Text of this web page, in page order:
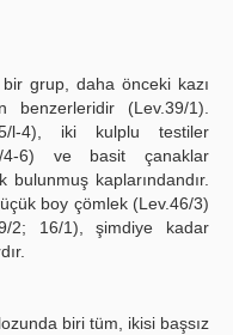
grup, daha önceki kazı
benzerleridir (Lev.39/1).
l-4), iki kulplu testiler
4-6) ve basit çanaklar
kaplarındandır.
boy çömlek (Lev.46/3)
2; 16/1), şimdiye kadar
biri tüm, ikisi başsız